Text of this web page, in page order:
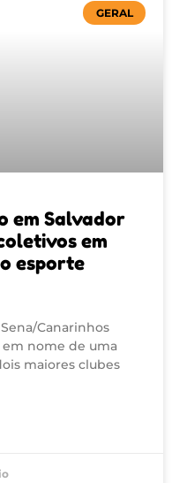
GERAL
em Salvador
em
esporte
Canarinhos
nome de uma
maiores clubes